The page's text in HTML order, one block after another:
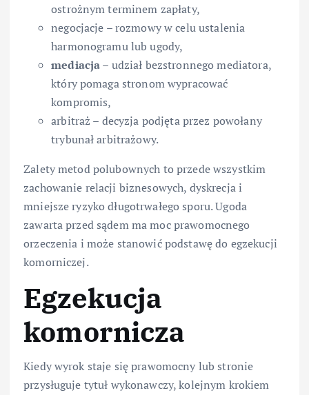
ostrożnym terminem zapłaty,
negocjacje – rozmowy w celu ustalenia
harmonogramu lub ugody,
mediacja– udział bezstronnego mediatora,
który pomaga stronom wypracować
kompromis,
arbitraż – decyzja podjęta przez powołany
trybunał arbitrażowy.
Zalety metod polubownych to przede wszystkim
zachowanie relacji biznesowych, dyskrecja i
mniejsze ryzyko długotrwałego sporu. Ugoda
zawarta przed sądem ma moc prawomocnego
orzeczenia i może stanowić podstawę do egzekucji
komorniczej.
Egzekucja
komornicza
Kiedy wyrok staje się prawomocny lub stronie
przysługuje tytuł wykonawczy, kolejnym krokiem